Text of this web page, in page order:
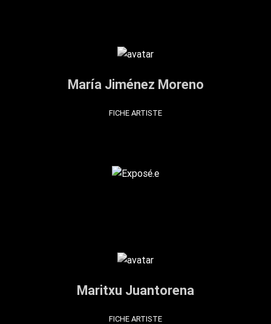
María Jiménez Moreno
FICHE ARTISTE
Maritxu Juantorena
FICHE ARTISTE